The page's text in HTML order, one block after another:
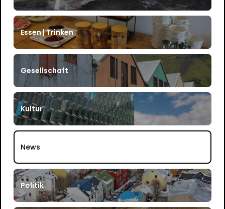
Essen | Trinken
Gesellschaft
Kultur
News
Politik